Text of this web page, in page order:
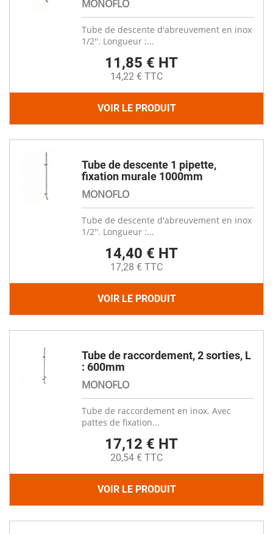
MONOFLO
Tube de descente d'abreuvement en inox
1/2''. Longueur :...
11,85 € HT
14,22 € TTC
VOIR LE PRODUIT
Tube de descente 1 pipette,
fixation murale 1000mm
MONOFLO
Tube de descente d'abreuvement en inox
1/2''. Longueur :...
14,40 € HT
17,28 € TTC
VOIR LE PRODUIT
Tube de raccordement, 2 sorties, L
: 600mm
MONOFLO
Tube de raccordement en inox. Avec
pattes de fixation...
17,12 € HT
20,54 € TTC
VOIR LE PRODUIT